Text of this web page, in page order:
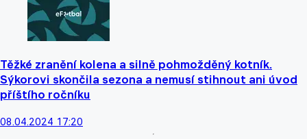
Těžké zranění kolena a silně pohmožděný kotník.
Sýkorovi skončila sezona a nemusí stihnout ani úvod
příštího ročníku
08.04.2024 17:20